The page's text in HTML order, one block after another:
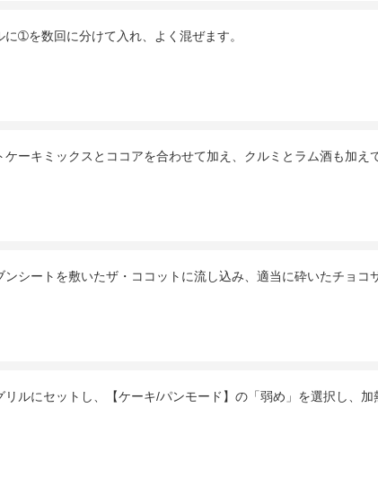
➀を数回に分けて入れ、よく混ぜます。
ーキミックスとココアを合わせて加え、クルミとラム酒も加え
シートを敷いたザ・ココットに流し込み、適当に砕いたチョコ
リルにセットし、【ケーキ/パンモード】の「弱め」を選択し、